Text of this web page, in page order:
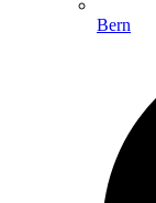
Bern